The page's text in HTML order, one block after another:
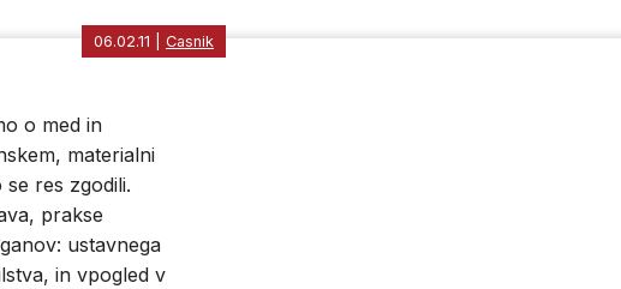
06.02.11 Casnik
o med in
materialni
res zgodili.
prakse
ustavnega
in vpogled v